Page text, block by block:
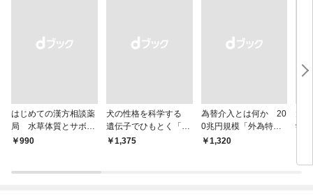
はじめての漢方相談薬
局 水草体質とサボテ
ン体質
￥990
犬の性格を科学する
遺伝子でひもとく「最
良の友」の進化
￥1,375
為替介入とは何か 20
0兆円規模「外為特
会」が生まれた謎
￥1,320
学